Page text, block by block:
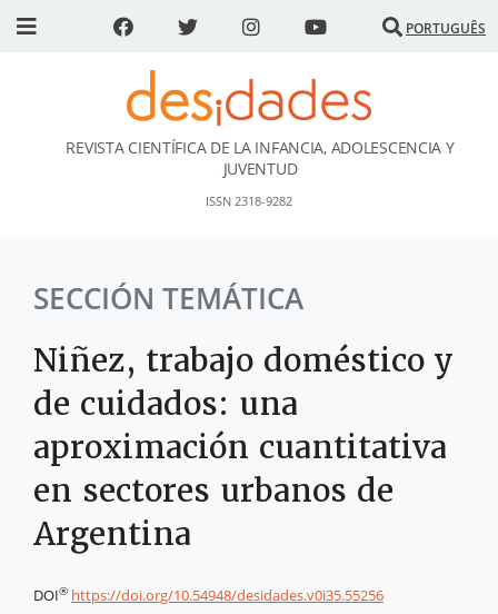
PORTUGUÊS
DESidades
REVISTA CIENTÍFICA DE LA INFANCIA, ADOLESCENCIA Y
JUVENTUD
ISSN 2318-9282
SECCIÓN TEMÁTICA
Niñez, trabajo doméstico y
de cuidados: una
aproximación cuantitativa
en sectores urbanos de
Argentina
DOI® https://doi.org/10.54948/desidades.v0i35.55256